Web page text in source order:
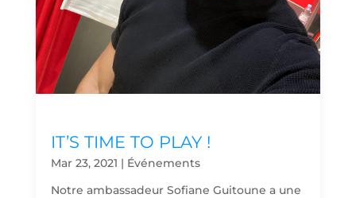
IT’S TIME TO PLAY !
Mar 23, 2021 | Événements
Notre ambassadeur Sofiane Guitoune a une